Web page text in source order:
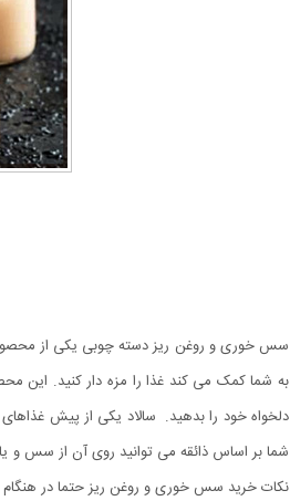
سس خوری و روغن ریز دسته چوبی یکی از
به شما کمک می کند غذا را مزه دار کنید.
دلخواه خود را بدهید. سالاد یکی از پیش
شما بر اساس ذائقه می توانید روی آن از سس و یا
نکات خرید سس خوری و روغن ریز حتما در هنگام